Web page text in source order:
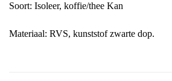
Soort: Isoleer, koffie/thee Kan
Materiaal: RVS, kunststof zwarte dop.